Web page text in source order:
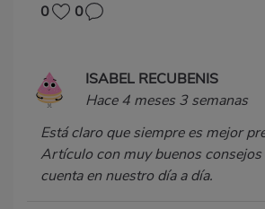
0 0
ISABEL RECUBENIS
Hace 4 meses 3 semanas
Está claro que siempre es mejor
Artículo con muy buenos consejos
cuenta en nuestro día a día.